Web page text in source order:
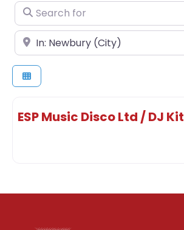
Search for
Near
ESP Music Disco Ltd / DJ Kit